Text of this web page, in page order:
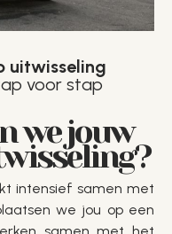
uitwisseling
voor stap
we jouw
intensief samen met
we jou op een
samen met het